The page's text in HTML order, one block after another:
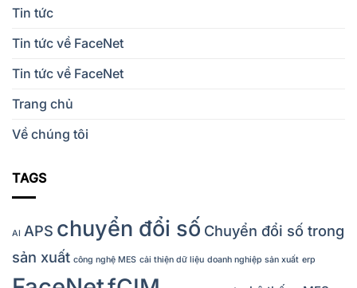
Tin tức
Tin tức về FaceNet
Tin tức về FaceNet
Trang chủ
Về chúng tôi
TAGS
AI APS chuyển đổi số Chuyển đổi số trong
sản xuất công nghệ MES cải thiện dữ liệu doanh nghiệp sản xuất erp